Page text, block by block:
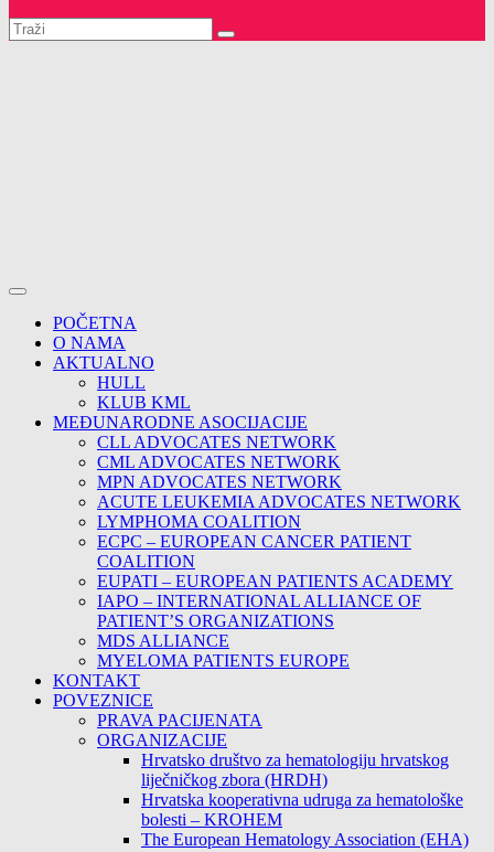
POČETNA
O NAMA
AKTUALNO
HULL
KLUB KML
MEĐUNARODNE ASOCIJACIJE
CLL ADVOCATES NETWORK
CML ADVOCATES NETWORK
MPN ADVOCATES NETWORK
ACUTE LEUKEMIA ADVOCATES NETWORK
LYMPHOMA COALITION
ECPC – EUROPEAN CANCER PATIENT
COALITION
EUPATI – EUROPEAN PATIENTS ACADEMY
IAPO – INTERNATIONAL ALLIANCE OF
PATIENT’S ORGANIZATIONS
MDS ALLIANCE
MYELOMA PATIENTS EUROPE
KONTAKT
POVEZNICE
PRAVA PACIJENATA
ORGANIZACIJE
Hrvatsko društvo za hematologiju hrvatskog
liječničkog zbora (HRDH)
Hrvatska kooperativna udruga za hematološke
bolesti – KROHEM
The European Hematology Association (EHA)